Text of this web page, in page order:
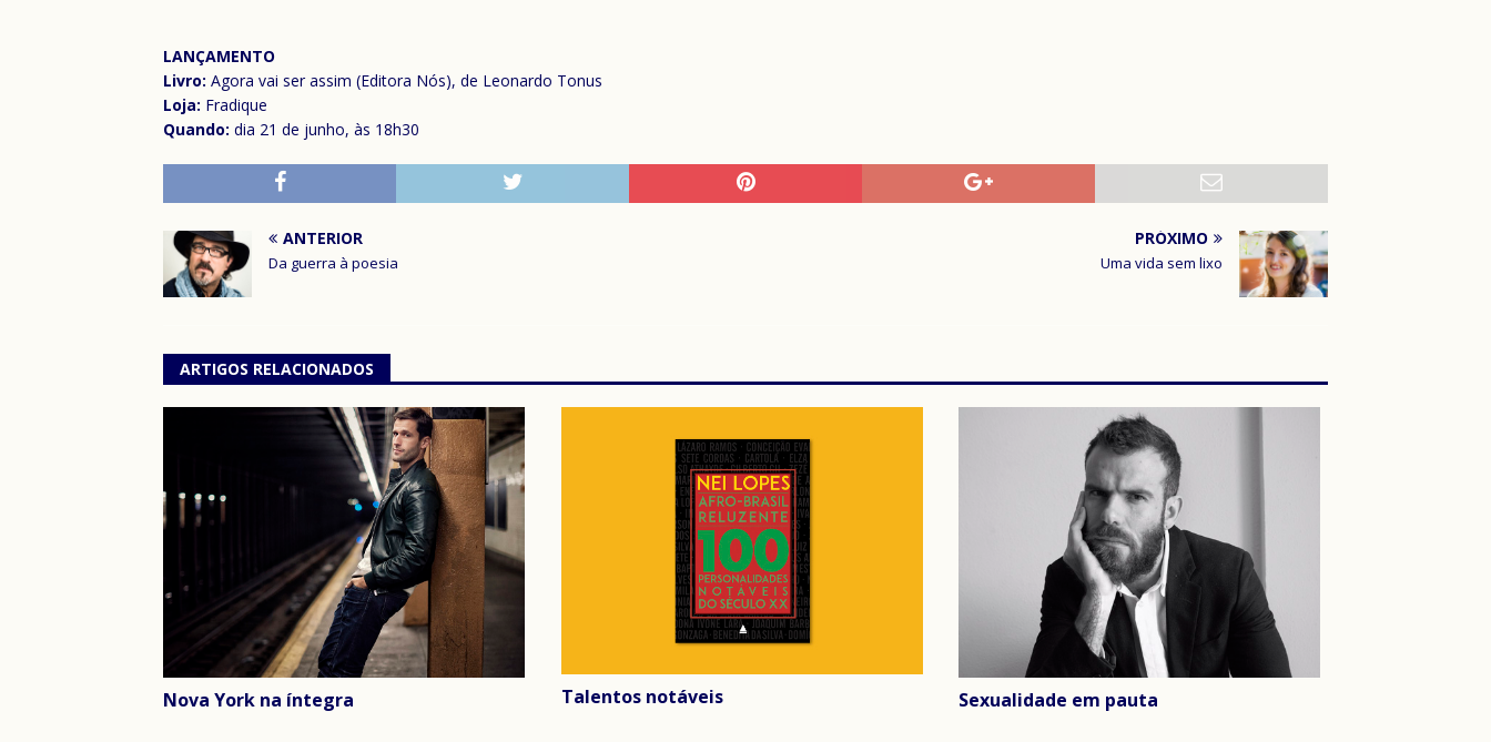
LANÇAMENTO
Livro: Agora vai ser assim (Editora Nós), de Leonardo Tonus
Loja: Fradique
Quando: dia 21 de junho, às 18h30
ANTERIOR
Da guerra à poesia
PRÓXIMO
Uma vida sem lixo
ARTIGOS RELACIONADOS
Nova York na íntegra Talentos notáveis Sexualidade em pauta